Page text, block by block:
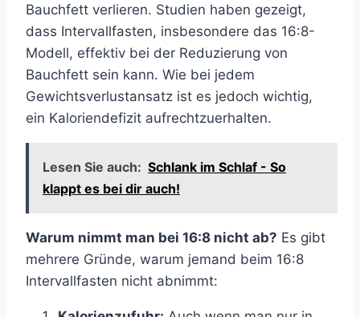
Bauchfett verlieren. Studien haben gezeigt,
dass Intervallfasten, insbesondere das 16:8-
Modell, effektiv bei der Reduzierung von
Bauchfett sein kann. Wie bei jedem
Gewichtsverlustansatz ist es jedoch wichtig,
ein Kaloriendefizit aufrechtzuerhalten.
Lesen Sie auch: Schlank im Schlaf - So
klappt es bei dir auch!
Warum nimmt man bei 16:8 nicht ab? Es gibt
mehrere Gründe, warum jemand beim 16:8
Intervallfasten nicht abnimmt: